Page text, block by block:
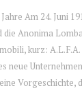
Am 24. Juni
die Anonima
kurz: A.L.F.A.
neue Unternehmen
Vorgeschichte,